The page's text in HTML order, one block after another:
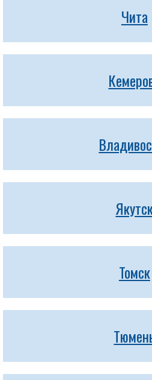
Чита
Томск